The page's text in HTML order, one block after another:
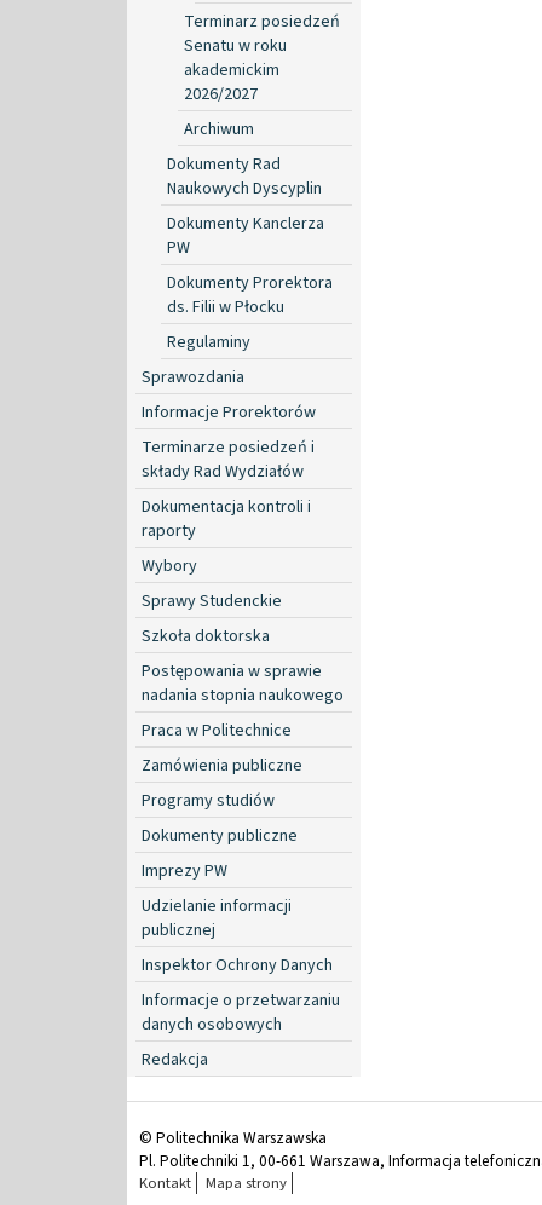
Terminarz posiedzeń
Senatu w roku
akademickim
2026/2027
Archiwum
Dokumenty Rad
Naukowych Dyscyplin
Dokumenty Kanclerza
PW
Dokumenty Prorektora
ds. Filii w Płocku
Regulaminy
Sprawozdania
Informacje Prorektorów
Terminarze posiedzeń i
składy Rad Wydziałów
Dokumentacja kontroli i
raporty
Wybory
Sprawy Studenckie
Szkoła doktorska
Postępowania w sprawie
nadania stopnia naukowego
Praca w Politechnice
Zamówienia publiczne
Programy studiów
Dokumenty publiczne
Imprezy PW
Udzielanie informacji
publicznej
Inspektor Ochrony Danych
Informacje o przetwarzaniu
danych osobowych
Redakcja
© Politechnika Warszawska
Pl. Politechniki 1, 00-661 Warszawa, Informacja
Kontakt Mapa strony